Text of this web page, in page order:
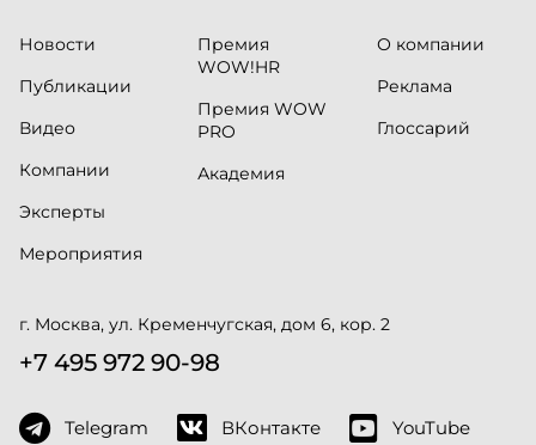
Новости
Публикации
Видео
Компании
Эксперты
Мероприятия
Премия
WOW!HR
Премия WOW
PRO
Академия
О компании
Реклама
Глоссарий
г. Москва, ул. Кременчугская, дом 6, кор. 2
+7 495 972 90-98
Telegram ВКонтакте YouTube